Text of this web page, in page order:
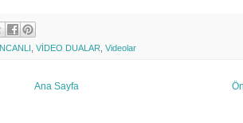
VİDEO DUALAR Videolar
Ana Sayfa